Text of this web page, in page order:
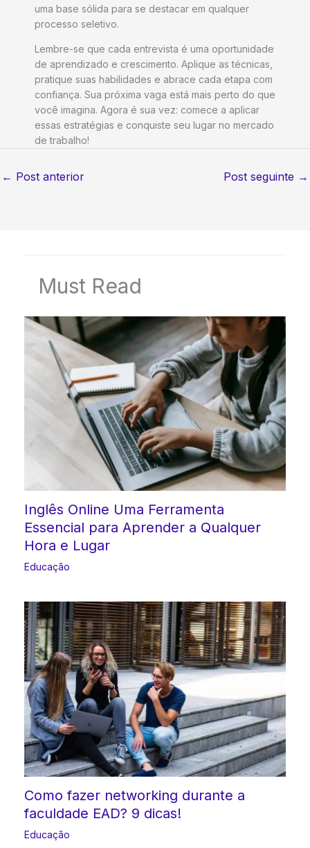
uma base sólida para se destacar em qualquer
processo seletivo.
Lembre-se que cada entrevista é uma oportunidade
de aprendizado e crescimento. Aplique as técnicas,
pratique suas habilidades e abrace cada etapa com
confiança. Sua próxima vaga está mais perto do que
você imagina. Agora é sua vez: comece a aplicar
essas estratégias e conquiste seu lugar no mercado
de trabalho!
← Post anterior Post seguinte →
Must Read
Inglês Online Uma Ferramenta
Essencial para Aprender a Qualquer
Hora e Lugar
Educação
Como fazer networking durante a
faculdade EAD? 9 dicas!
Educação